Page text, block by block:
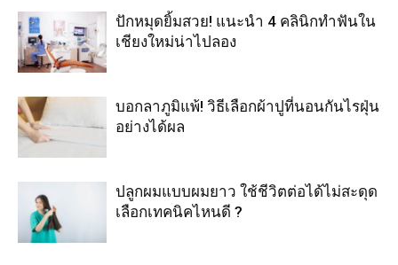
ปักหมุดยิ้มสวย! แนะนำ 4 คลินิกทำฟันใน
เชียงใหม่น่าไปลอง
บอกลาภูมิแพ้! วิธีเลือกผ้าปูที่นอนกันไรฝุ่น
อย่างได้ผล
ปลูกผมแบบผมยาว ใช้ชีวิตต่อได้ไม่สะดุด
เลือกเทคนิคไหนดี ?